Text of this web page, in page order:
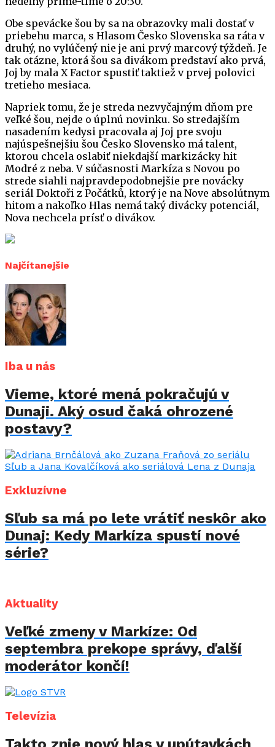
Obe spevácke šou by sa na obrazovky mali dostať v
priebehu marca, s Hlasom Česko Slovenska sa ráta v
druhý, no vylúčený nie je ani prvý marcový týždeň. Je
tak otázne, ktorá šou sa divákom predstaví ako prvá,
Joj by mala X Factor spustiť taktiež v prvej polovici
tretieho mesiaca.
Napriek tomu, že je streda nezvyčajným dňom pre
veľké šou, nejde o úplnú novinku. So stredajším
nasadením kedysi pracovala aj Joj pre svoju
najúspešnejšiu šou Česko Slovensko má talent,
ktorou chcela oslabiť niekdajší markizácky hit
Modré z neba. V súčasnosti Markíza s Novou po
strede siahli najpravdepodobnejšie pre novácky
seriál Doktoři z Počátků, ktorý je na Nove absolútnym
hitom a nakoľko Hlas nemá taký divácky potenciál,
Nova nechcela prísť o divákov.
Najčítanejšie
Iba u nás
Vieme, ktoré mená pokračujú v
Dunaji. Aký osud čaká ohrozené
postavy?
Exkluzívne
Sľub sa má po lete vrátiť neskôr ako
Dunaj: Kedy Markíza spustí nové
série?
Aktuality
Veľké zmeny v Markíze: Od
septembra prekope správy, ďalší
moderátor končí!
Televízia